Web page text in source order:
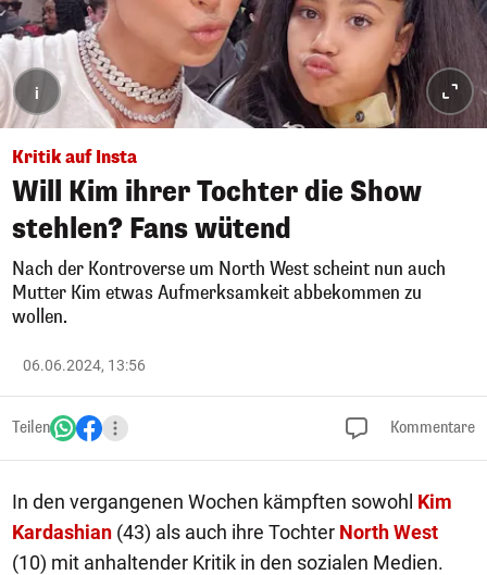
i
Kritik auf Insta
Will Kim ihrer Tochter die Show
stehlen? Fans wütend
Nach der Kontroverse um North West scheint nun auch
Mutter Kim etwas Aufmerksamkeit abbekommen zu
wollen.
06.06.2024, 13:56
Teilen Kommentare
In den vergangenen Wochen kämpften sowohl Kim
Kardashian (43) als auch ihre Tochter North West
(10) mit anhaltender Kritik in den sozialen Medien.